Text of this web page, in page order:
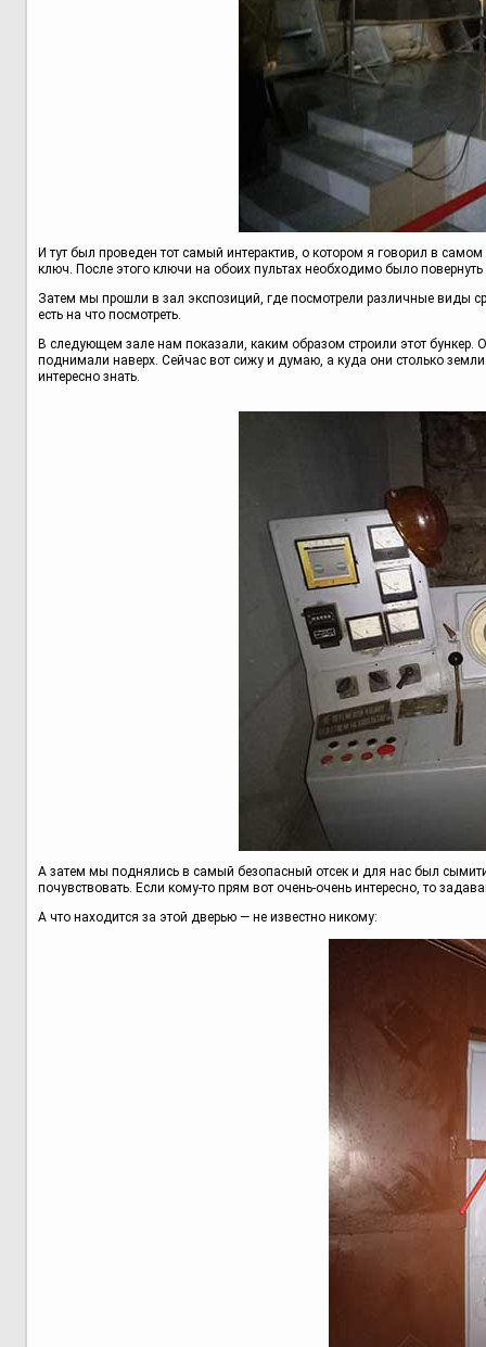
И тут был проведен тот самый интерактив, о котором я говорил в
ключ. После этого ключи на обоих пультах необходимо было повернуть
Затем мы прошли в зал экспозиций, где посмотрели различные виды
есть на что посмотреть.
В следующем зале нам показали, каким образом строили этот
поднимали наверх. Сейчас вот сижу и думаю, а куда они столько
интересно знать.
А затем мы поднялись в самый безопасный отсек и для нас был
почувствовать. Если кому-то прям вот очень-очень интересно, то
А что находится за этой дверью — не известно никому: